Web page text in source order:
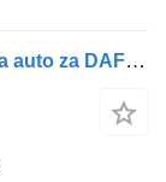
DAF XF105 (01.05-) 1794025 hladnjak za auto za DAF XF95, XF105 (2001-2014) tegljača